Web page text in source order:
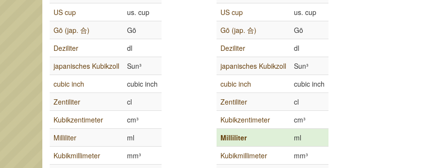
US cup
us. cup
Gō (jap. 合)
Gō
Deziliter
dl
japanisches Kubikzoll
Sun³
cubic inch
cubic inch
Zentiliter
cl
Kubikzentimeter
cm³
Milliliter
ml
Kubikmillimeter
mm³
US cup
us. cup
Gō (jap. 合)
Gō
Deziliter
dl
japanisches Kubikzoll
Sun³
cubic inch
cubic inch
Zentiliter
cl
Kubikzentimeter
cm³
Milliliter
ml
Kubikmillimeter
mm³